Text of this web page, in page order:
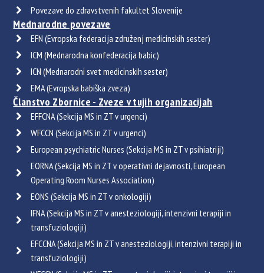
Povezave do zdravstvenih fakultet Slovenije
Mednarodne povezave
EFN (Evropska federacija združenj medicinskih sester)
ICM (Mednarodna konfederacija babic)
ICN (Mednarodni svet medicinskih sester)
EMA (Evropska babiška zveza)
Članstvo Zbornice - Zveze v tujih organizacijah
EFFCNA (Sekcija MS in ZT v urgenci)
WFCCN (Sekcija MS in ZT v urgenci)
European psychiatric Nurses (Sekcija MS in ZT v psihiatriji)
EORNA (Sekcija MS in ZT v operativni dejavnosti, European
Operating Room Nurses Association)
EONS (Sekcija MS in ZT v onkologiji)
IFNA (Sekcija MS in ZT v anesteziologiji, intenzivni terapiji in
transfuziologiji)
EFCCNA (Sekcija MS in ZT v anesteziologiji, intenzivni terapiji in
transfuziologiji)